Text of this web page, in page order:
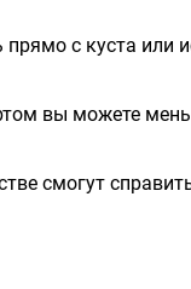
с куста
вы можете
смогут